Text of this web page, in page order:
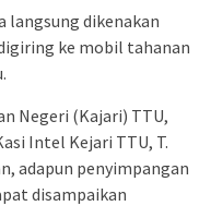
langsung dikenakan
ke mobil tahanan
Negeri (Kajari) TTU,
Intel Kejari TTU, T.
adapun penyimpangan
disampaikan